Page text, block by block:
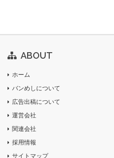
ABOUT
ホーム
バンめしについて
広告出稿について
運営会社
関連会社
採用情報
サイトマップ